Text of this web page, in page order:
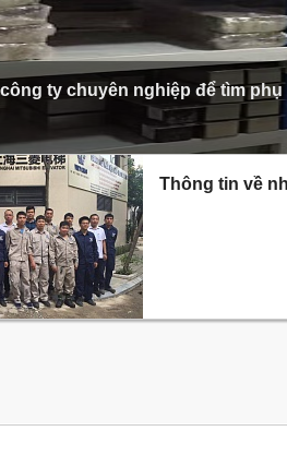
ty chuyên nghiệp để tìm
Thông tin về